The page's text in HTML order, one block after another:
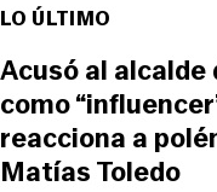
LO ÚLTIMO
Acusó al alcalde
como
reacciona a
Matías Toledo